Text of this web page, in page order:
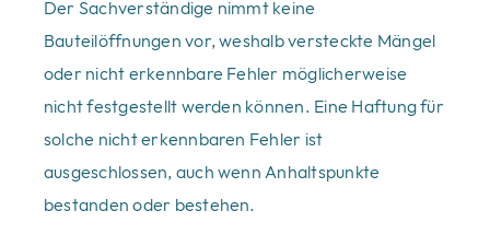
Der Sachverständige nimmt keine
Bauteilöffnungen vor, weshalb versteckte Mängel
oder nicht erkennbare Fehler möglicherweise
nicht festgestellt werden können. Eine Haftung für
solche nicht erkennbaren Fehler ist
ausgeschlossen, auch wenn Anhaltspunkte
bestanden oder bestehen.